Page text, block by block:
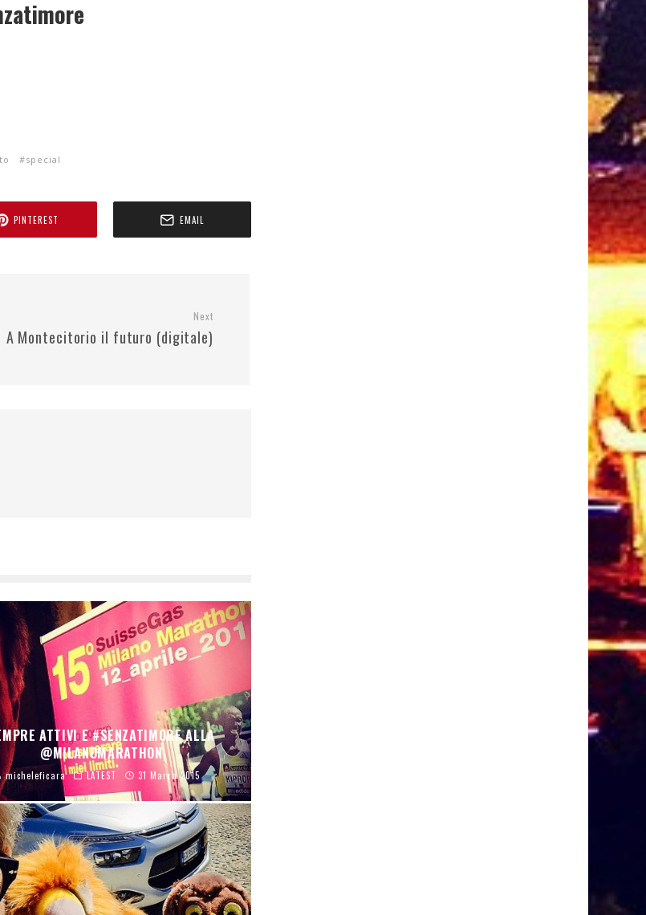
special
PINTEREST EMAIL
Next
A Montecitorio il futuro (digitale)
ATTIVI E #SENZATIMORE ALLA
@MILANOMARATHON
micheleficara LATEST 31 Marzo 2015